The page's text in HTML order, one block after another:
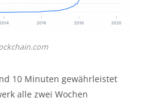
10 Minuten gewährleistet
alle zwei Wochen